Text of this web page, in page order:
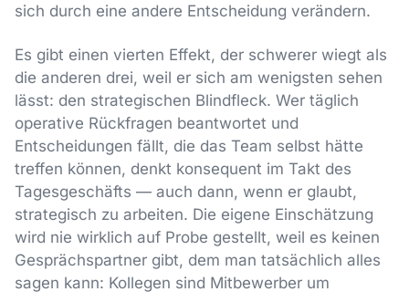
sich durch eine andere Entscheidung verändern.
Es gibt einen vierten Effekt, der schwerer wiegt als
die anderen drei, weil er sich am wenigsten sehen
lässt: den strategischen Blindfleck. Wer täglich
operative Rückfragen beantwortet und
Entscheidungen fällt, die das Team selbst hätte
treffen können, denkt konsequent im Takt des
Tagesgeschäfts — auch dann, wenn er glaubt,
strategisch zu arbeiten. Die eigene Einschätzung
wird nie wirklich auf Probe gestellt, weil es keinen
Gesprächspartner gibt, dem man tatsächlich alles
sagen kann: Kollegen sind Mitbewerber um